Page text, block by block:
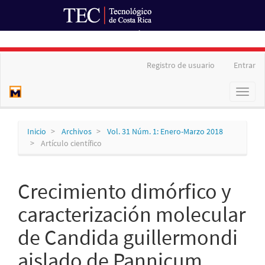
Registro de usuario Entrar
Toggle
Inicio Archivos
Vol. 31 Núm. 1: Enero-Marzo 2018
Artículo científico
Crecimiento dimórfico y
caracterización molecular
de Candida guillermondi